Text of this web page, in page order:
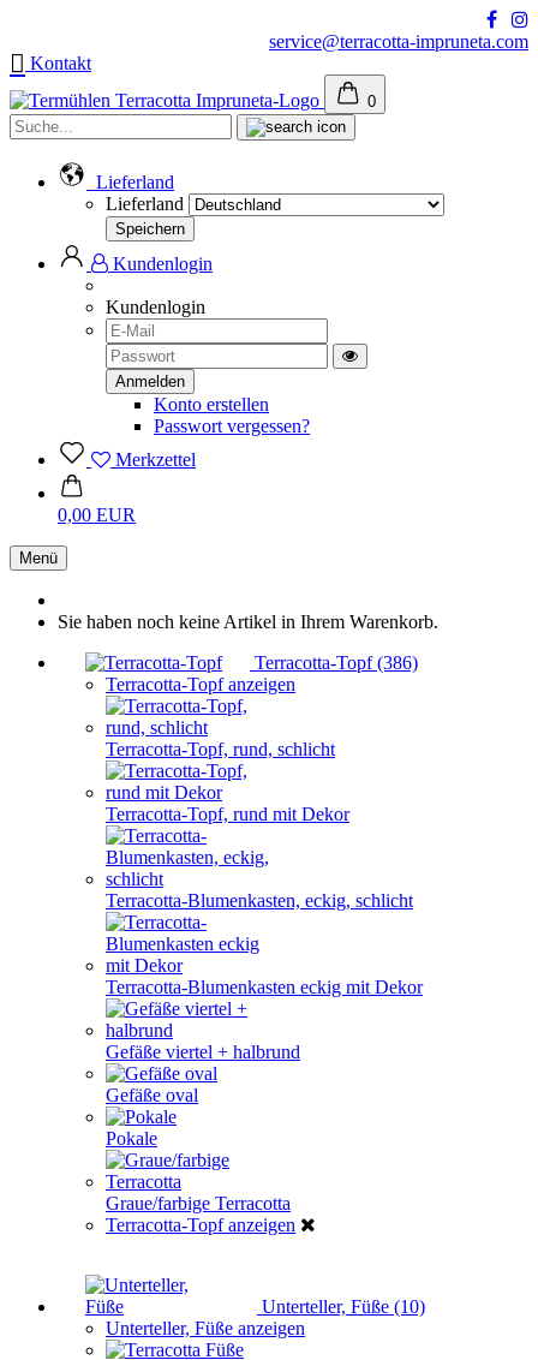
service@terracotta-impruneta.com
Kontakt
0
Suche...
Lieferland
Lieferland
Kundenlogin
Kundenlogin
E-
Mail
Passwort
Toggle
Konto erstellen
Passwort vergessen?
Merkzettel
0,00 EUR
Menü
Sie haben noch keine Artikel in Ihrem Warenkorb.
Terracotta-Topf (386)
Terracotta-Topf anzeigen
Terracotta-Topf, rund, schlicht
Terracotta-Topf, rund mit Dekor
Terracotta-Blumenkasten, eckig, schlicht
Terracotta-Blumenkasten eckig mit Dekor
Gefäße viertel + halbrund
Gefäße oval
Pokale
Graue/farbige Terracotta
Terracotta-Topf anzeigen
Unterteller, Füße (10)
Unterteller, Füße anzeigen